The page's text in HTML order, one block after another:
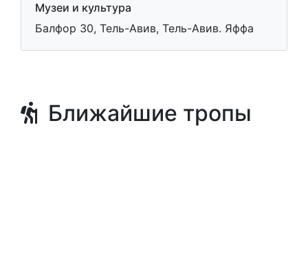
Музеи и культура
Балфор 30, Тель-Авив, Тель-Авив. Яффа
Ближайшие тропы